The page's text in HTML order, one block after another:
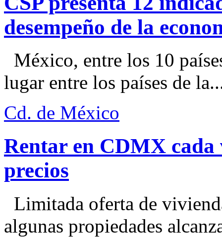
desempeño de la
México, entre los 10
lugar entre los países de
Cd. de México
Rentar en CDMX cada
precios
Limitada oferta de
algunas propiedades